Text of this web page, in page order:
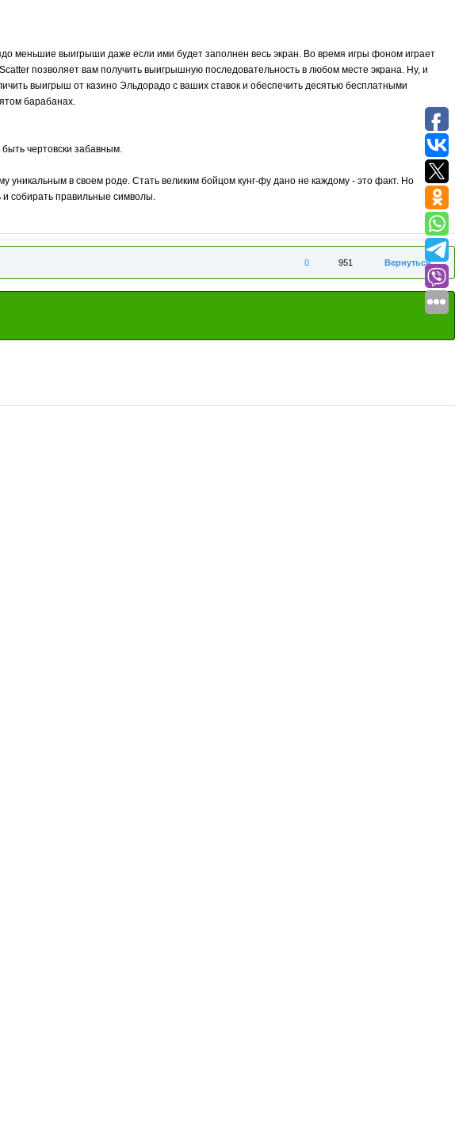
меньшие выигрыши даже если ими будет заполнен весь экран. Во время игры фоном играет
позволяет вам получить выигрышную последовательность в любом месте экрана. Ну, и
выигрыш от казино Эльдорадо с ваших ставок и обеспечить десятью бесплатными
барабанах.
чертовски забавным.
в своем роде. Стать великим бойцом кунг-фу дано не каждому - это факт. Но
и собирать правильные символы.
Вернуться
951
0